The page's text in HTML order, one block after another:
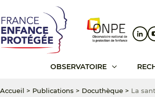
au
contenu
principal
au
menu
principal
au
pied
de
page
OBSERVATOIRE
Accueil > Publications > Docuthèque > La